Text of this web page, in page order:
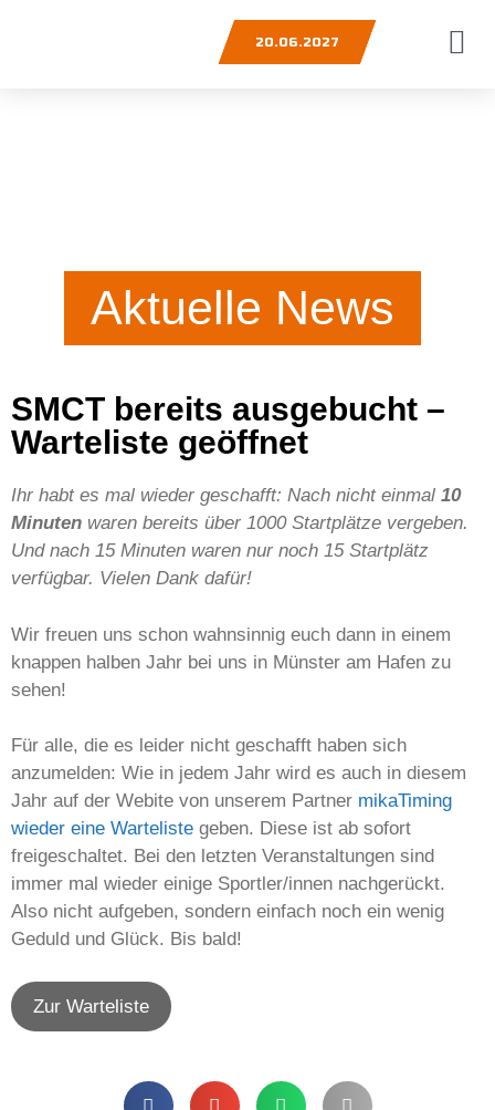
20.06.2027
Aktuelle News
SMCT bereits ausgebucht –
Warteliste geöffnet
Ihr habt es mal wieder geschafft: Nach nicht einmal 10
Minuten waren bereits über 1000 Startplätze vergeben.
Und nach 15 Minuten waren nur noch 15 Startplätz
verfügbar. Vielen Dank dafür!
Wir freuen uns schon wahnsinnig euch dann in einem
knappen halben Jahr bei uns in Münster am Hafen zu
sehen!
Für alle, die es leider nicht geschafft haben sich
anzumelden: Wie in jedem Jahr wird es auch in diesem
Jahr auf der Webite von unserem Partner mikaTiming
wieder eine Warteliste geben. Diese ist ab sofort
freigeschaltet. Bei den letzten Veranstaltungen sind
immer mal wieder einige Sportler/innen nachgerückt.
Also nicht aufgeben, sondern einfach noch ein wenig
Geduld und Glück. Bis bald!
Zur Warteliste